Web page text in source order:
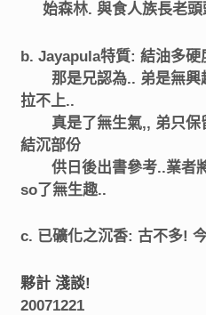
始森林. 與食人族長老頭
b. Jayapula特質: 結油多硬
那是兄認為.. 弟是無興
拉不上..
真是了無生氣,, 弟只保
結沉部份
供日 後出書參考..業者
so了無生趣..
c. 已礦化之沉香: 古不多!
夥計 淺談!
20071221